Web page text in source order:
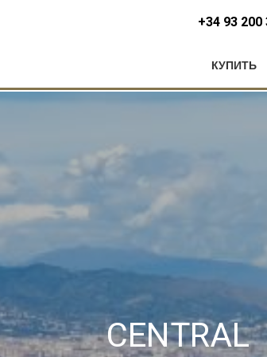
+34 93 200
КУПИТЬ
CENTRAL
куки